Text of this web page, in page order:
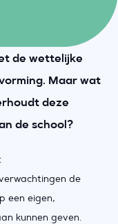
de wettelijke
Maar wat
deze
de school?
de
een eigen,
kunnen geven.